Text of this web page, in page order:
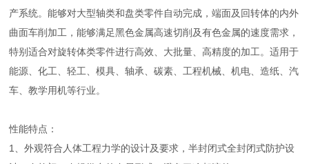
产系统。能够对大型轴类和盘类零件自动完成，端面及回转体的内外
曲面车削加工，能够满足黑色金属高速切削及有色金属的速度需求，
特别适合对旋转体类零件进行高效、大批量、高精度的加工。适用于
能源、化工、轻工、模具、轴承、碳素、工程机械、机电、造纸、汽
车、教学用机等行业。
性能特点：
1、外观符合人体工程力学的设计及要求，半封闭式全封闭式防护设